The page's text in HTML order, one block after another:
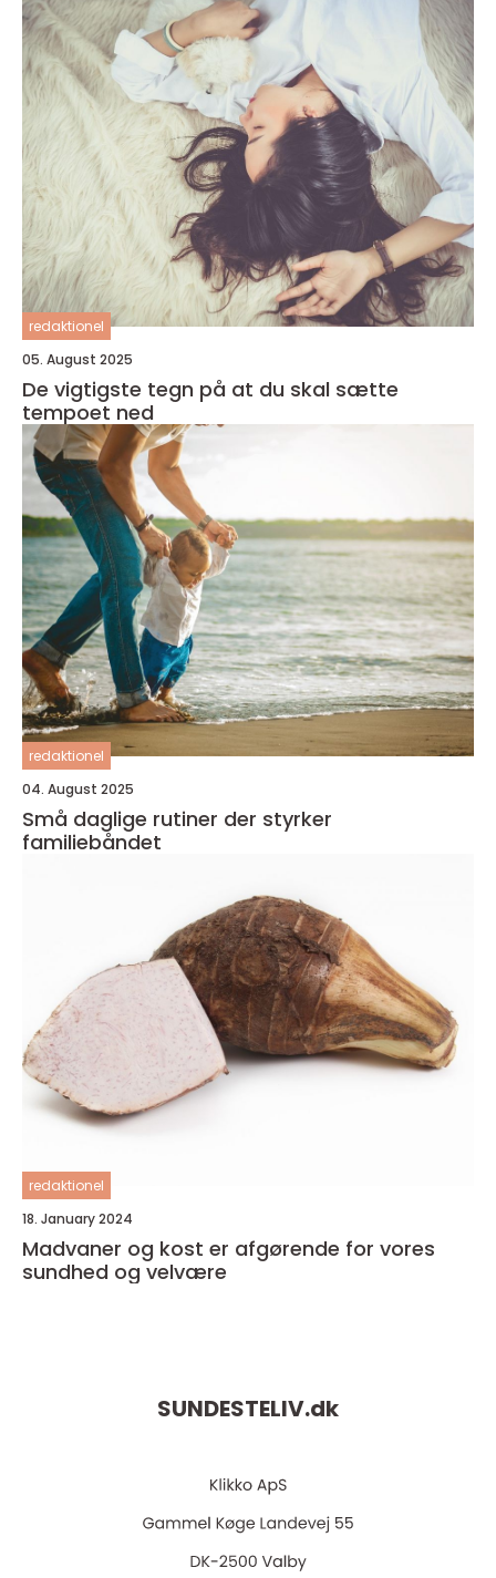
redaktionel
05. August 2025
De vigtigste tegn på at du skal sætte
tempoet ned
redaktionel
04. August 2025
Små daglige rutiner der styrker
familiebåndet
redaktionel
18. January 2024
Madvaner og kost er afgørende for vores
sundhed og velvære
SUNDESTELIV.dk